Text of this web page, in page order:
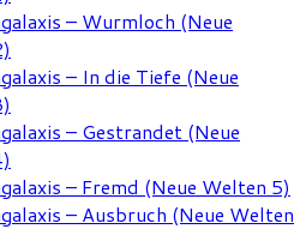
– Wurmloch (Neue
– In die Tiefe (Neue
– Gestrandet (Neue
– Fremd (Neue Welten 5)
– Ausbruch (Neue Welten